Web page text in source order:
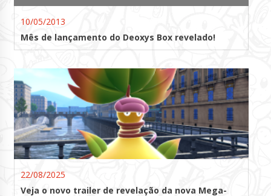
10/05/2013
Mês de lançamento do Deoxys Box revelado!
22/08/2025
Veja o novo trailer de revelação da nova Mega-